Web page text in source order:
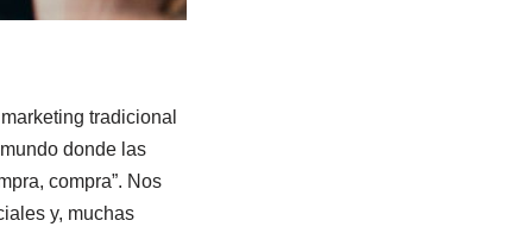
tradicional
donde las
compra”. Nos
y, muchas